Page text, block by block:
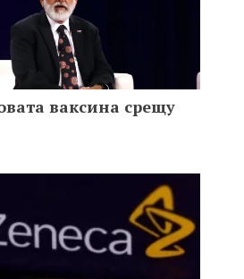
ваксина срещу